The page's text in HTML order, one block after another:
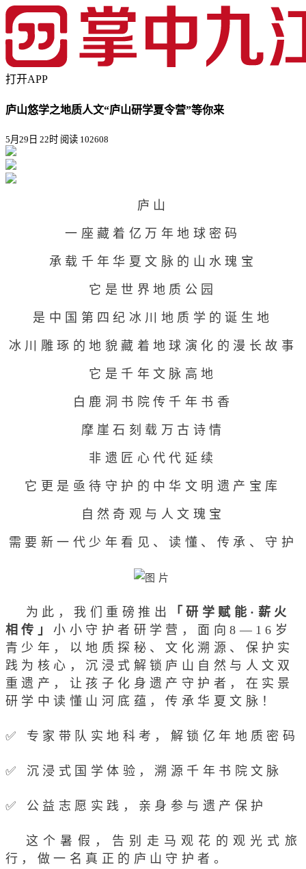
打开APP
庐山悠学之地质人文“庐山研学夏令营”等你来
5月29日 22时 阅读 102608
庐山
一座藏着亿万年地球密码
承载千年华夏文脉的山水瑰宝
它是世界地质公园
是中国第四纪冰川地质学的诞生地
冰川雕琢的地貌藏着地球演化的漫长故事
它是千年文脉高地
白鹿洞书院传千年书香
摩崖石刻载万古诗情
非遗匠心代代延续
它更是亟待守护的中华文明遗产宝库
自然奇观与人文瑰宝
需要新一代少年看见、读懂、传承、守护
为此，我们重磅推出
「研学赋能·薪火
相传」小小守护者研学营，面向8—16岁
青少年，以地质探秘、文化溯源、保护实
践为核心，沉浸式解锁庐山自然与人文双
重遗产，让孩子化身遗产守护者，在实景
研学中读懂山河底蕴，传承华夏文脉！
✅ 专家带队实地科考，解锁亿年地质密码
✅ 沉浸式国学体验，溯源千年书院文脉
✅ 公益志愿实践，亲身参与遗产保护
这个暑假，告别走马观花的观光式旅
行，做一名真正的庐山守护者。